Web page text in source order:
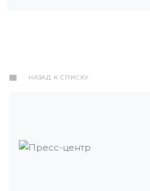
НАЗАД К СПИСКУ